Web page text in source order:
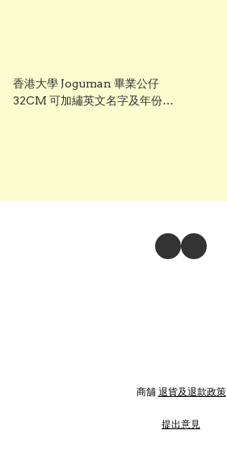
香港大學 Joguman 畢業公仔
32CM 可加繡英文名字及年份
商舖 退貨及退款政策
提出意見